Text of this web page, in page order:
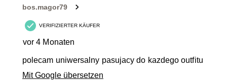
bos.magor79
VERIFIZIERTER KÄUFER
vor 4 Monaten
polecam uniwersalny pasujacy do kazdego outfitu
Mit Google übersetzen